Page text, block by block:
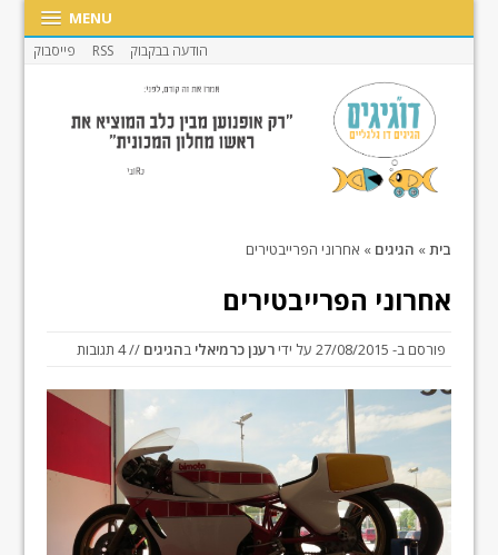
MENU
הודעה בבקבוק RSS פייסבוק
בית » הגיגים » אחרוני הפרייבטירים
אחרוני הפרייבטירים
פורסם ב- 27/08/2015 על ידירענן כרמיאלי בהגיגים // 4 תגובות